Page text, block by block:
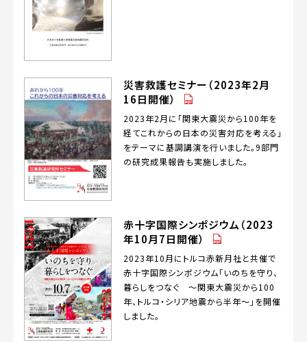
災害救護セミナー（2023年2月
16日開催）
2023年2月に「関東大震災から100年を
経てこれからの日本の災害対応を考える」
をテーマに基調講演を行いました。9部門
の研究成果報告も実施しました。
赤十字国際シンポジウム（2023
年10月7日開催）
2023年10月にトルコ赤新月社と共催で
赤十字国際シンポジウム「いのちを守り、
暮らしをつなぐ ～関東大震災から100
年、トルコ・シリア地震から半年～」を開催
しました。